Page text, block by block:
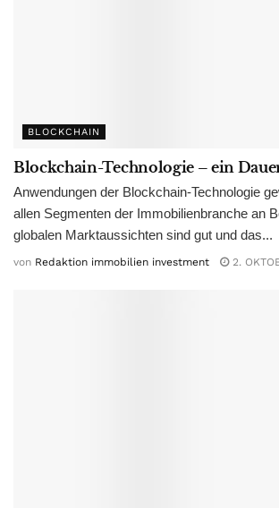
BLOCKCHAIN
Blockchain-Technologie – ein
Anwendungen der Blockchain-Technologie
allen Segmenten der Immobilienbranche an
globalen Marktaussichten sind gut und das...
von Redaktion immobilien investment 2.